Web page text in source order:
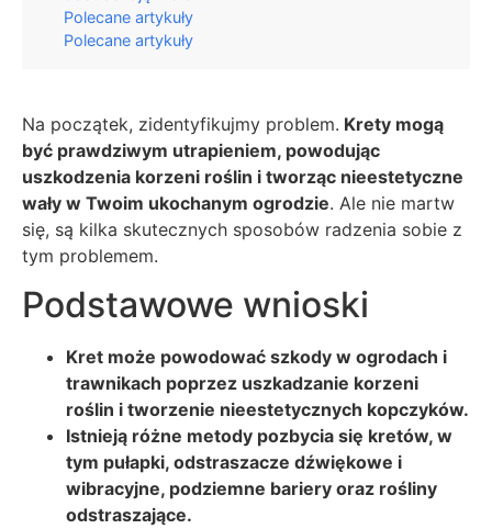
Polecane artykuły
Polecane artykuły
Na początek, zidentyfikujmy problem. Krety mogą
być prawdziwym utrapieniem, powodując
uszkodzenia korzeni roślin i tworząc nieestetyczne
wały w Twoim ukochanym ogrodzie. Ale nie martw
się, są kilka skutecznych sposobów radzenia sobie z
tym problemem.
Podstawowe wnioski
Kret może powodować szkody w ogrodach i
trawnikach poprzez uszkadzanie korzeni
roślin i tworzenie nieestetycznych kopczyków.
Istnieją różne metody pozbycia się kretów, w
tym pułapki, odstraszacze dźwiękowe i
wibracyjne, podziemne bariery oraz rośliny
odstraszające.